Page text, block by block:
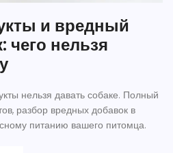
и вредный
чего нельзя
нельзя давать собаке. Полный
разбор вредных добавок в
питанию вашего питомца.